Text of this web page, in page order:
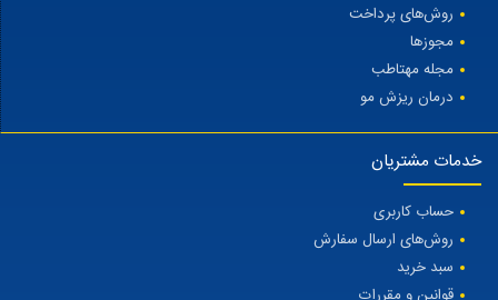
روش‌های پرداخت
مجوزها
مجله مهتاطب
درمان ریزش مو
خدمات مشتریان
حساب کاربری
روش‌های ارسال سفارش
سبد خرید
قوانین و مقررات